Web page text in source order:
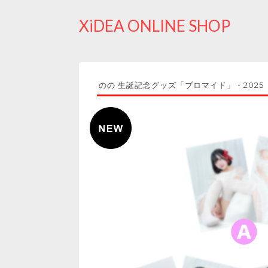
XiDEA ONLINE SHOP
のの 生誕記念グッズ「ブロマイド」 - 2025